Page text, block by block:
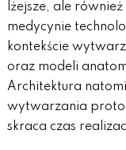
lżejsze, ale
medycynie
kontekście
oraz modeli
Architektura
wytwarzania
skraca czas